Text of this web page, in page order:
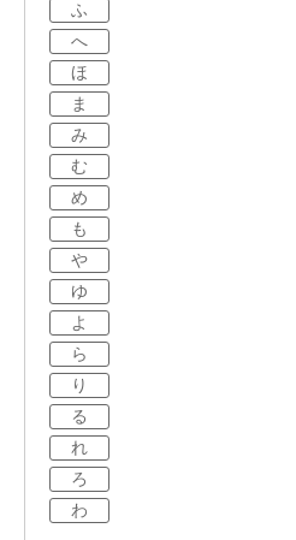
ふ
へ
ほ
ま
み
む
め
も
や
ゆ
よ
ら
り
る
れ
ろ
わ